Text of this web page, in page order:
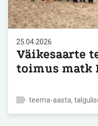
25.04.2026
Väikesaarte
toimus matk
teema-aasta,